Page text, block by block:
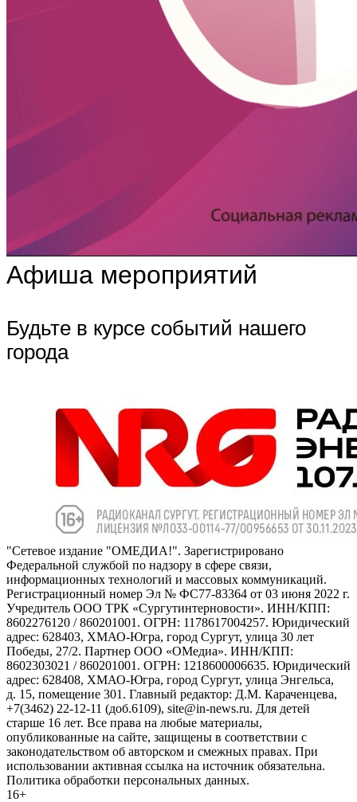
Афиша мероприятий
Будьте в курсе событий нашего
города
"Сетевое издание "ОМЕДИА!". Зарегистрировано
Федеральной службой по надзору в сфере связи,
информационных технологий и массовых коммуникаций.
Регистрационный номер Эл № ФС77-83364 от 03 июня 2022 г.
Учредитель ООО ТРК «Сургутинтерновости». ИНН/КПП:
8602276120 / 860201001. ОГРН: 1178617004257. Юридический
адрес: 628403, ХМАО-Югра, город Сургут, улица 30 лет
Победы, 27/2. Партнер ООО «ОМедиа». ИНН/КПП:
8602303021 / 860201001. ОГРН: 1218600006635. Юридический
адрес: 628408, ХМАО-Югра, город Сургут, улица Энгельса,
д. 15, помещение 301. Главный редактор: Д.М. Караченцева,
+7(3462) 22-12-11 (доб.6109), site@in-news.ru. Для детей
старше 16 лет. Все права на любые материалы,
опубликованные на сайте, защищены в соответствии с
законодательством об авторском и смежных правах. При
использовании активная ссылка на источник обязательна.
Политика обработки персональных данных.
16+